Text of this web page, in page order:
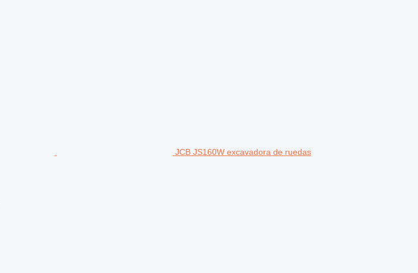
JCB JS160W excavadora de ruedas